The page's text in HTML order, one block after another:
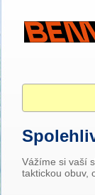
Vážíme si vaší
taktickou obuv,